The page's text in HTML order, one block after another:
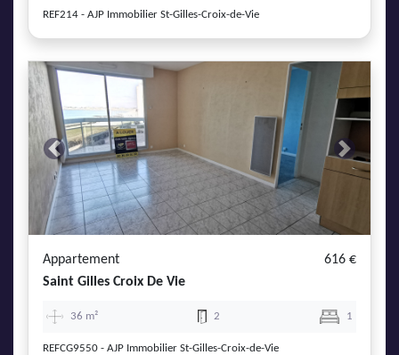
REF214 - AJP Immobilier St-Gilles-Croix-de-Vie
Previous Next
Appartement
616 €
Saint Gilles Croix De Vie
36 m² 2 1
REFCG9550 - AJP Immobilier St-Gilles-Croix-de-Vie